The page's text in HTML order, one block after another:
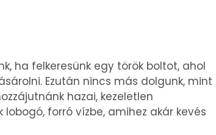
ha felkeresünk egy török boltot, ahol
Ezután nincs más dolgunk, mint
hazai, kezeletlen
forró vízbe, amihez akár kevés